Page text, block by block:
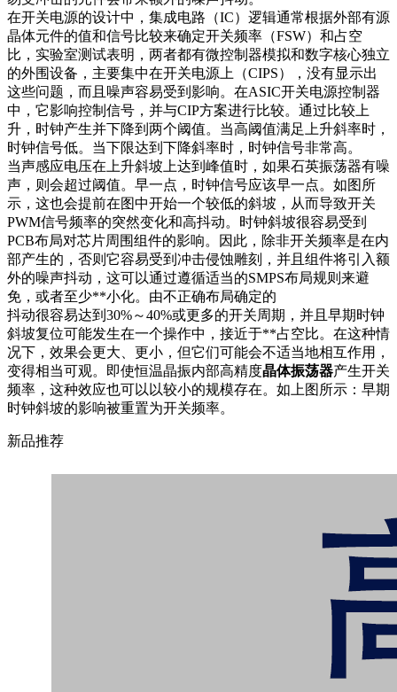
在开关电源的设计中，集成电路（IC）逻辑通常根据外部有源
晶体元件的值和信号比较来确定开关频率（FSW）和占空
比，实验室测试表明，两者都有微控制器模拟和数字核心独立
的外围设备，主要集中在开关电源上（CIPS），没有显示出
这些问题，而且噪声容易受到影响。在ASIC开关电源控制器
中，它影响控制信号，并与CIP方案进行比较。通过比较上
升，时钟产生并下降到两个阈值。当高阈值满足上升斜率时，
时钟信号低。当下限达到下降斜率时，时钟信号非常高。
当声感应电压在上升斜坡上达到峰值时，如果石英振荡器有噪
声，则会超过阈值。早一点，时钟信号应该早一点。如图所
示，这也会提前在图中开始一个较低的斜坡，从而导致开关
PWM信号频率的突然变化和高抖动。时钟斜坡很容易受到
PCB布局对芯片周围组件的影响。因此，除非开关频率是在内
部产生的，否则它容易受到冲击侵蚀雕刻，并且组件将引入额
外的噪声抖动，这可以通过遵循适当的SMPS布局规则来避
免，或者至少**小化。由不正确布局确定的
抖动很容易达到30%～40%或更多的开关周期，并且早期时钟
斜坡复位可能发生在一个操作中，接近于**占空比。在这种情
况下，效果会更大、更小，但它们可能会不适当地相互作用，
变得相当可观。即使恒温晶振内部高精度晶体振荡器产生开关
频率，这种效应也可以以较小的规模存在。如上图所示：早期
时钟斜坡的影响被重置为开关频率。
新品推荐